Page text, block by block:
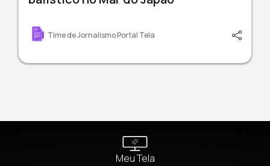
Time de Jornalismo Portal Tela
Meu Tela